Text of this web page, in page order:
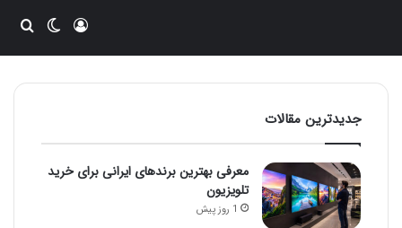
ورودتغییر
جدیدترین مقالات
معرفی بهترین برندهای ایرانی برای خرید
تلویزیون
1 روز پیش